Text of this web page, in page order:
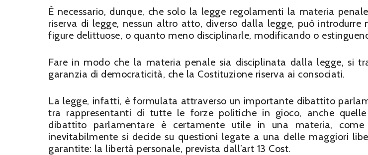
È necessario, dunque, che solo la legge regolamenti la materia
riserva di legge, nessun altro atto, diverso dalla legge, può introdurre
figure delittuose, o quanto meno disciplinarle, modificando o
Fare in modo che la materia penale sia disciplinata dalla legge, si
garanzia di democraticità, che la Costituzione riserva ai consociati.
La legge, infatti, è formulata attraverso un importante dibattito
tra rappresentanti di tutte le forze politiche in gioco, anche
dibattito parlamentare è certamente utile in una materia,
inevitabilmente si decide su questioni legate a una delle maggiori
garantite: la libertà personale, prevista dall’art 13 Cost.